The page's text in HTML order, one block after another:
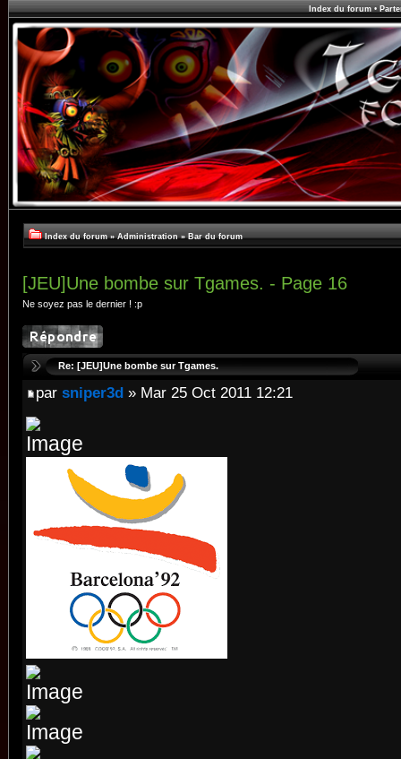
Index du forum•
Index du forum » Administration » Bar du forum
[JEU]Une bombe sur Tgames. - Page 16
Ne soyez pas le dernier ! :p
Re: [JEU]Une bombe sur Tgames.
par sniper3d » Mar 25 Oct 2011 12:21